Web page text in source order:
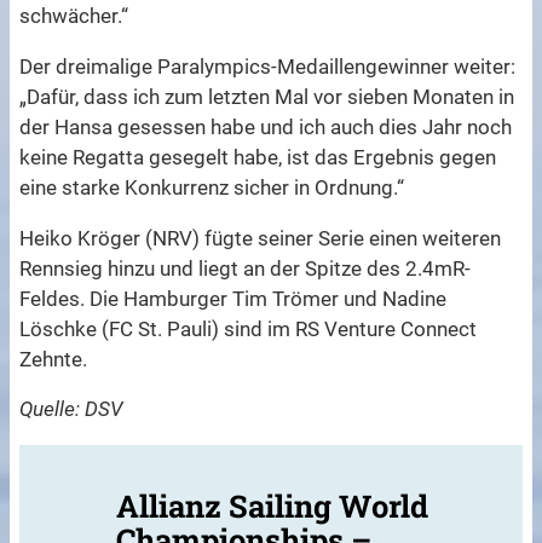
schwächer.“
Der dreimalige Paralympics-Medaillengewinner weiter:
„Dafür, dass ich zum letzten Mal vor sieben Monaten in
der Hansa gesessen habe und ich auch dies Jahr noch
keine Regatta gesegelt habe, ist das Ergebnis gegen
eine starke Konkurrenz sicher in Ordnung.“
Heiko Kröger (NRV) fügte seiner Serie einen weiteren
Rennsieg hinzu und liegt an der Spitze des 2.4mR-
Feldes. Die Hamburger Tim Trömer und Nadine
Löschke (FC St. Pauli) sind im RS Venture Connect
Zehnte.
Quelle: DSV
Allianz Sailing World